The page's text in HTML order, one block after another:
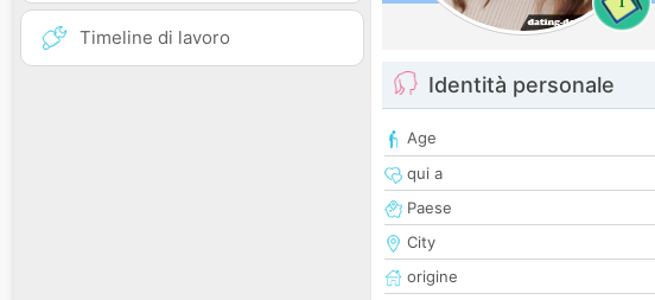
Timeline di lavoro
Identità personale
Age
qui a
Paese
City
origine